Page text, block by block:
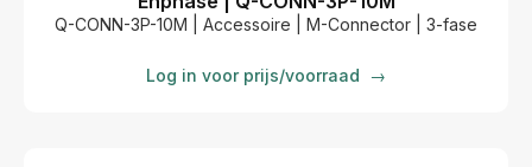
Q-CONN-3P-10M | Accessoire | M-Connector | 3-fase
Log in voor prijs/voorraad →